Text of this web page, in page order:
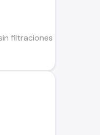
filtraciones de aceite